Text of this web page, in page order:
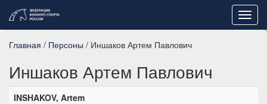
Главная / Персоны / Иншаков Артем Павлович
Иншаков Артем Павлович
INSHAKOV, Artem